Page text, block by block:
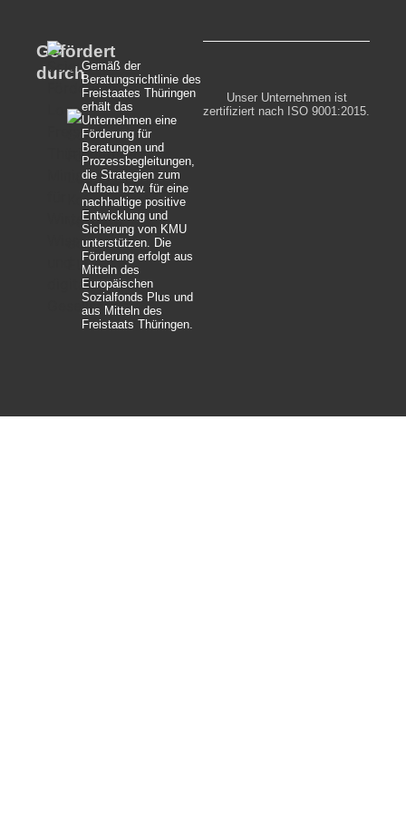
Gefördert
durchGemäß der
Beratungsrichtlinie des
Freistaates Thüringen
erhält das
Unternehmen eine
Förderung für
Beratungen und
Prozessbegleitungen,
die Strategien zum
Aufbau bzw. für eine
nachhaltige positive
Entwicklung und
Sicherung von KMU
unterstützen. Die
Förderung erfolgt aus
Mitteln des
Europäischen
Sozialfonds Plus und
aus Mitteln des
Freistaats Thüringen.
Unser Unternehmen ist
zertifiziert nach ISO 9001:2015.